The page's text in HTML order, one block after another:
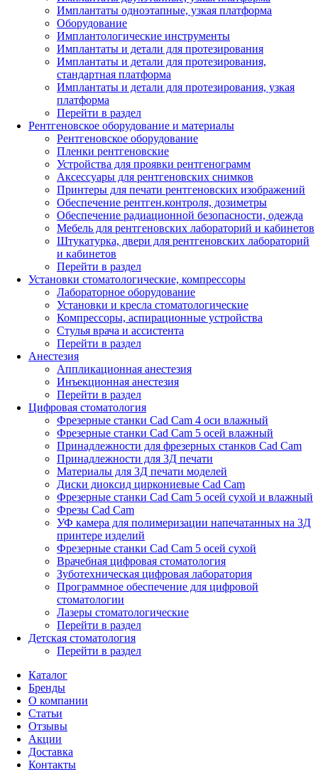
Имплантаты одноэтапные, узкая платформа
Оборудование
Имплантологические инструменты
Имплантаты и детали для протезирования
Имплантаты и детали для протезирования,
стандартная платформа
Имплантаты и детали для протезирования, узкая
платформа
Перейти в раздел
Рентгеновское оборудование и материалы
Рентгеновское оборудование
Пленки рентгеновские
Устройства для проявки рентгенограмм
Аксессуары для рентгеновских снимков
Принтеры для печати рентгеновских изображений
Обеспечение рентген.контроля, дозиметры
Обеспечение радиационной безопасности, одежда
Мебель для рентгеновских лабораторий и кабинетов
Штукатурка, двери для рентгеновских лабораторий
и кабинетов
Перейти в раздел
Установки стоматологические, компрессоры
Лабораторное оборудование
Установки и кресла стоматологические
Компрессоры, аспирационные устройства
Стулья врача и ассистента
Перейти в раздел
Анестезия
Аппликационная анестезия
Инъекционная анестезия
Перейти в раздел
Цифровая стоматология
Фрезерные станки Cad Cam 4 оси влажный
Фрезерные станки Cad Cam 5 осей влажный
Принадлежности для фрезерных станков Cad Cam
Принадлежности для 3Д печати
Материалы для 3Д печати моделей
Диски диоксид циркониевые Cad Cam
Фрезерные станки Cad Cam 5 осей сухой и влажный
Фрезы Cad Cam
УФ камера для полимеризации напечатанных на 3Д
принтере изделий
Фрезерные станки Cad Cam 5 осей сухой
Врачебная цифровая стоматология
Зуботехническая цифровая лаборатория
Программное обеспечение для цифровой
стоматологии
Лазеры стоматологические
Перейти в раздел
Детская стоматология
Перейти в раздел
Каталог
Бренды
О компании
Статьи
Отзывы
Акции
Доставка
Контакты